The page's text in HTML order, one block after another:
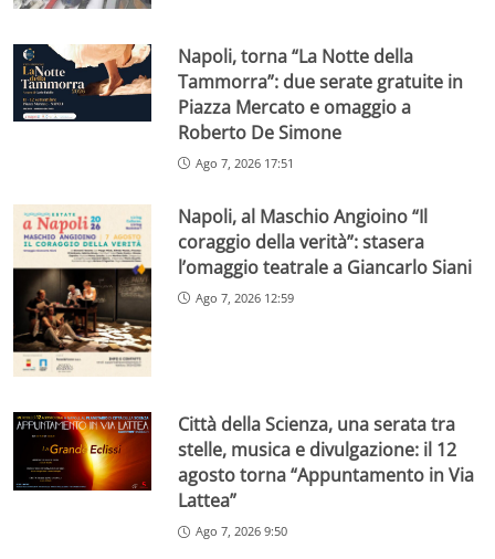
Napoli, torna “La Notte della
Tammorra”: due serate gratuite in
Piazza Mercato e omaggio a
Roberto De Simone
Ago 7, 2026 17:51
Napoli, al Maschio Angioino “Il
coraggio della verità”: stasera
l’omaggio teatrale a Giancarlo Siani
Ago 7, 2026 12:59
Città della Scienza, una serata tra
stelle, musica e divulgazione: il 12
agosto torna “Appuntamento in Via
Lattea”
Ago 7, 2026 9:50